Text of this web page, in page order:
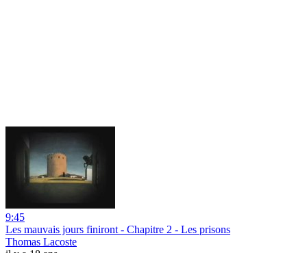
9:45
Les mauvais jours finiront - Chapitre 2 - Les prisons
Thomas Lacoste